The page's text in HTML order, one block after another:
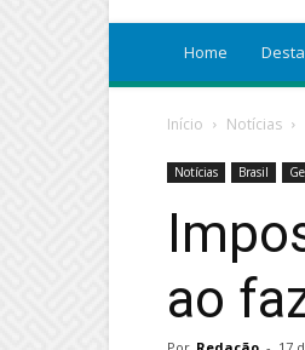
Home
Início Notícias
Notícias Brasil
ao